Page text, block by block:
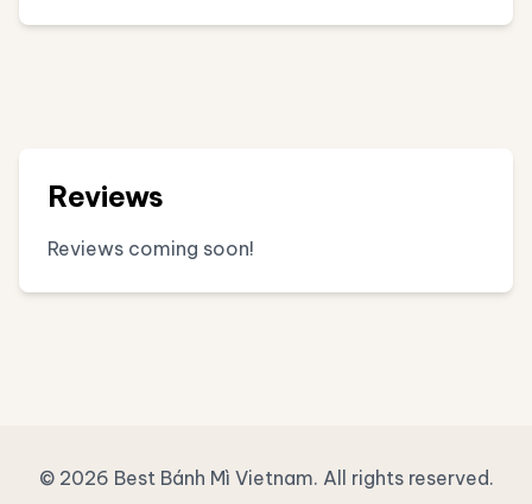
Reviews
Reviews coming soon!
© 2026 Best Bánh Mì Vietnam. All rights reserved.